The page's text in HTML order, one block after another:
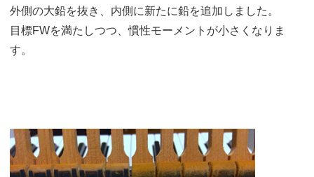
外側の大鉛を抜き、内側に新たに鉛を追加しました。
目標FWを満たしつつ、慣性モーメントが小さくなりま
す。